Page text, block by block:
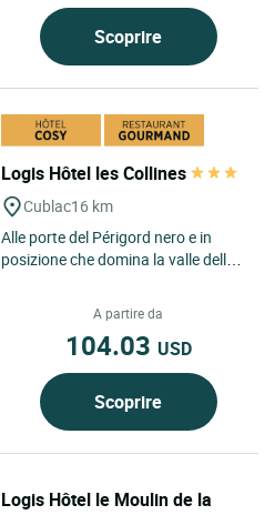
Scoprire
Logis Hôtel les Collines
Cublac16 km
Alle porte del Périgord nero e in
posizione che domina la valle della
Collines accoglie...A partire da
104.03 USD
Scoprire
Logis Hôtel le Moulin de la